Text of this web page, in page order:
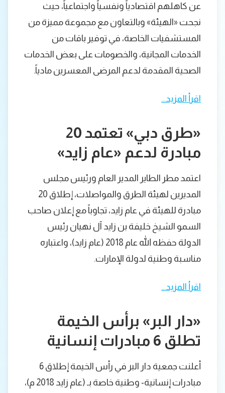
عن كاهلهم اقتصادياً ونفسياً واجتماعياً، حيث
نجحت «الهيئة» وبالتعاون مع مجموعة مميزة من
المستشفيات الخاصة، في توفير باقات من
الخدمات المجانية، والخصومات على بعض الخدمات
الصحية المقدمة لدعم المرضى المعسرين مادياً.
اقرأ المزيد…
«طرق دبي» تعتمد 20
مبادرة لدعم «عام زايد»
اعتمد مطر الطاير المدير العام ورئيس مجلس
المديرين لهيئة الطرق والمواصلات، إطلاق 20
مبادرة للهيئة في عام زايد، تجاوباً مع إعلان صاحب
السمو الشيخ خليفة بن زايد آل نهيان رئيس
الدولة حفظه الله عام 2018 (عام زايد)، واعتباره
مناسبة وطنية لدولة الإمارات.
اقرأ المزيد…
«دار البر» برأس الخيمة
تطلق 6 مبادرات إنسانية
أعلنت جمعية دار البر في رأس الخيمة إطلاق 6
مبادرات إنسانية- وطنية خاصة بـ (عام زايد 2018 م)،